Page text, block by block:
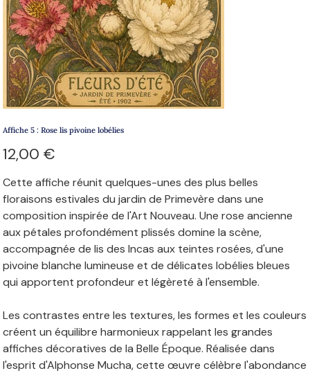
Affiche 5 : Rose lis pivoine lobélies
12,00 €
Cette affiche réunit quelques-unes des plus belles
floraisons estivales du jardin de Primevère dans une
composition inspirée de l'Art Nouveau. Une rose ancienne
aux pétales profondément plissés domine la scène,
accompagnée de lis des Incas aux teintes rosées, d'une
pivoine blanche lumineuse et de délicates lobélies bleues
qui apportent profondeur et légèreté à l'ensemble.
Les contrastes entre les textures, les formes et les couleurs
créent un équilibre harmonieux rappelant les grandes
affiches décoratives de la Belle Époque. Réalisée dans
l'esprit d'Alphonse Mucha, cette œuvre célèbre l'abondance